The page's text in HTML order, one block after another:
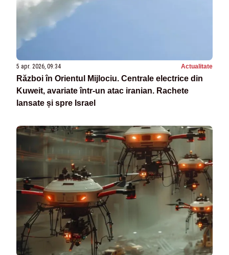
5 apr. 2026, 09:34 Actualitate
Război în Orientul Mijlociu. Centrale electrice din
Kuweit, avariate într-un atac iranian. Rachete
lansate și spre Israel